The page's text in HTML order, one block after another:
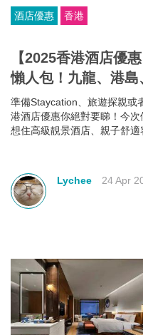
酒店優惠 香港
【2025香港酒店優
懶人包！九龍、港島
準備Staycation、旅遊探親或
港酒店優惠你絕對要睇！今
想住高級靚景酒店、親子舒適
Lychee
24 Apr